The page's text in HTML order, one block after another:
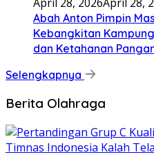
Abah Anton Pimpin
Kebangkitan
dan Ketahanan
Selengkapnya
Berita Olahraga